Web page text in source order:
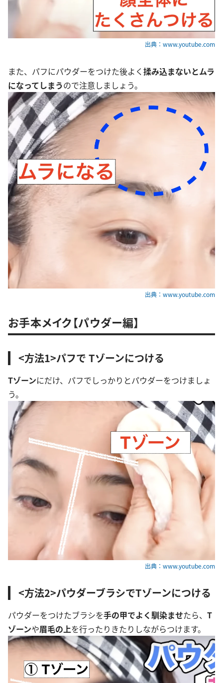
出典：www.youtube.com
また、パフにパウダーをつけた後よく揉み込まないとムラ
になってしまうので注意しましょう。
出典：www.youtube.com
お手本メイク【パウダー編】
<方法1>パフで Tゾーンにつける
Tゾーンにだけ、パフでしっかりとパウダーをつけましょ
う。
出典：www.youtube.com
<方法2>パウダーブラシでTゾーンにつける
パウダーをつけたブラシを手の甲でよく馴染ませたら、 T
ゾーンや眉毛の上を行ったりきたりしながらつけます。